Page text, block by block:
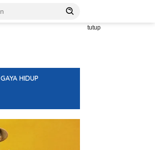
tutup
GAYA HIDUP